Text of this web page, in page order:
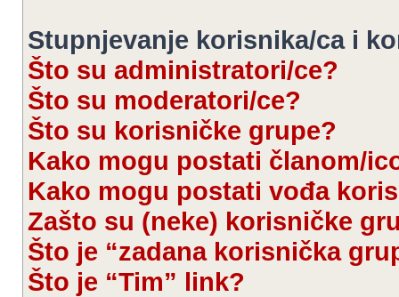
Stupnjevanje korisnika/ca i
Što su administratori/ce?
Što su moderatori/ce?
Što su korisničke grupe?
Kako mogu postati članom/
Kako mogu postati vođa
Zašto su (neke) korisničke
Što je “zadana korisnička
Što je “Tim” link?